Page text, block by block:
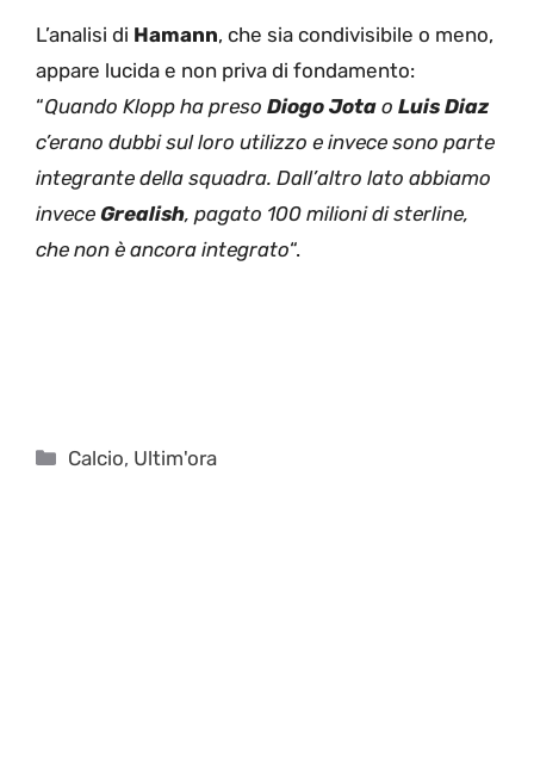
L’analisi di Hamann, che sia condivisibile o meno,
appare lucida e non priva di fondamento:
“Quando Klopp ha preso Diogo Jota o Luis Diaz
c’erano dubbi sul loro utilizzo e invece sono parte
integrante della squadra. Dall’altro lato abbiamo
invece Grealish, pagato 100 milioni di sterline,
che non è ancora integrato“.
Categorie
Calcio, Ultim'ora